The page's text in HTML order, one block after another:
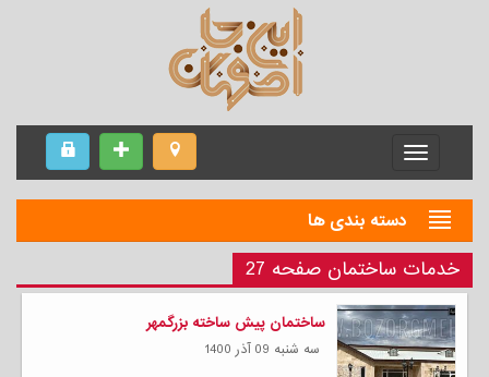
Menu
دسته بندی ها
خدمات ساختمان صفحه 27
ساختمان پیش ساخته بزرگمهر
سه شنبه 09 آذر 1400